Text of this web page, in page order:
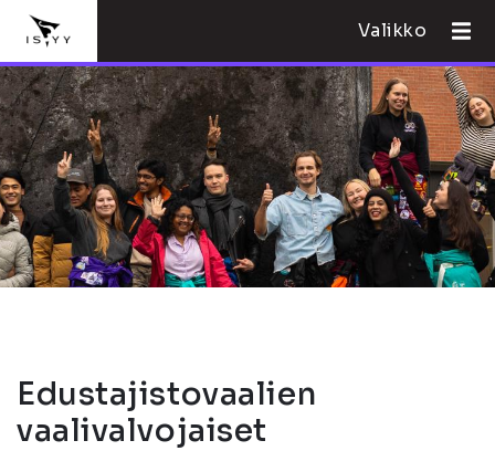
Valikko
Edustajistovaalien
vaalivalvojaiset